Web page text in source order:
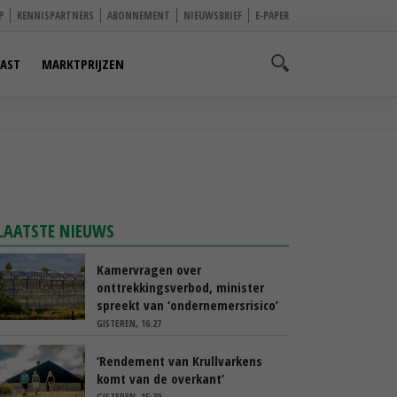
KENNISPARTNERS ABONNEMENT NIEUWSBRIEF E-PAPER
MARKTPRIJZEN
NIEUWS
Kamervragen over
onttrekkingsverbod, minister
spreekt van ‘ondernemersrisico’
GISTEREN, 16:27
‘Rendement van Krullvarkens
komt van de overkant’